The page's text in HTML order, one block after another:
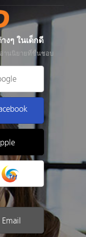
งๆ ในเด็กดี
านนิยายที่ชื่นชอบ